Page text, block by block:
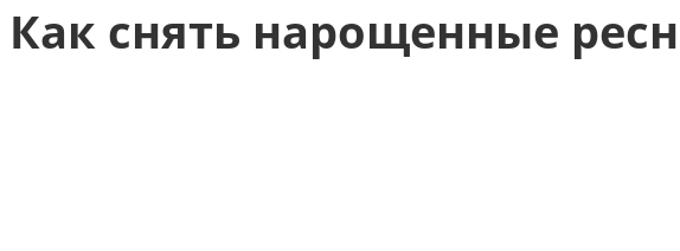
Как снять нарощенные